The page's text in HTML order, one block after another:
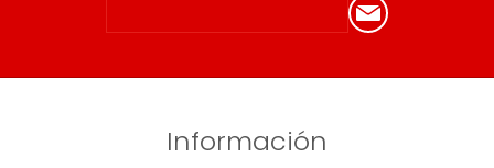
Información